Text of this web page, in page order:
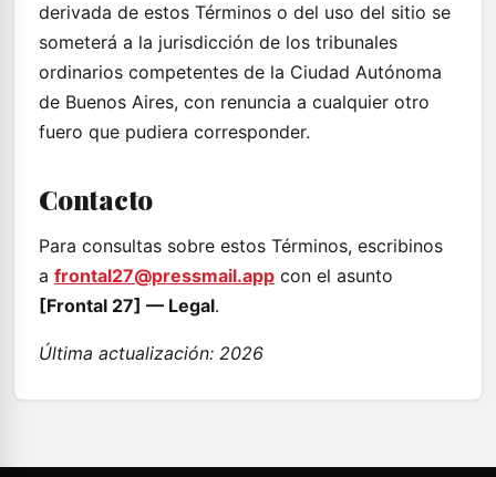
derivada de estos Términos o del uso del sitio se
someterá a la jurisdicción de los tribunales
ordinarios competentes de la Ciudad Autónoma
de Buenos Aires, con renuncia a cualquier otro
fuero que pudiera corresponder.
Contacto
Para consultas sobre estos Términos, escribinos
a frontal27@pressmail.app con el asunto
[Frontal 27] — Legal.
Última actualización: 2026